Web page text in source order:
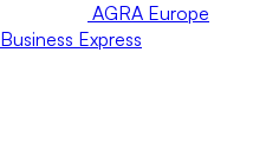
AGRA Europe
Business Express